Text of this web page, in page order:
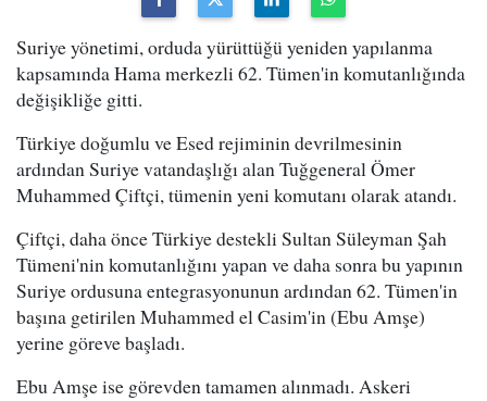
Suriye yönetimi, orduda yürüttüğü yeniden yapılanma
kapsamında Hama merkezli 62. Tümen'in komutanlığında
değişikliğe gitti.
Türkiye doğumlu ve Esed rejiminin devrilmesinin
ardından Suriye vatandaşlığı alan Tuğgeneral Ömer
Muhammed Çiftçi, tümenin yeni komutanı olarak atandı.
Çiftçi, daha önce Türkiye destekli Sultan Süleyman Şah
Tümeni'nin komutanlığını yapan ve daha sonra bu yapının
Suriye ordusuna entegrasyonunun ardından 62. Tümen'in
başına getirilen Muhammed el Casim'in (Ebu Amşe)
yerine göreve başladı.
Ebu Amşe ise görevden tamamen alınmadı. Askeri